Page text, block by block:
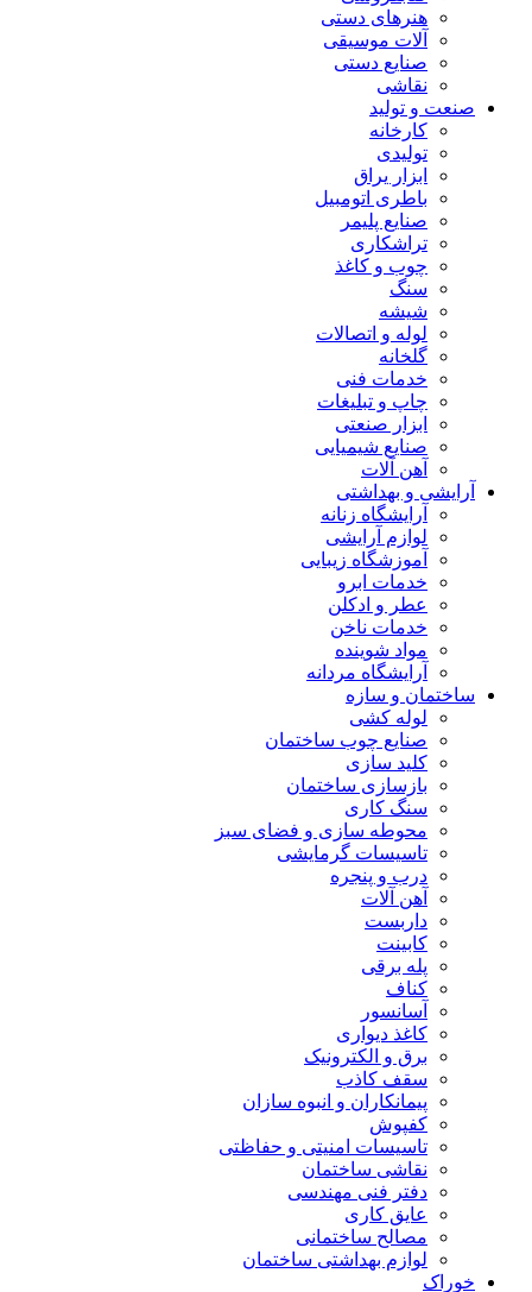
هنرهای دستی
آلات موسیقی
صنایع دستی
نقاشی
صنعت و تولید
کارخانه
تولیدی
ابزار یراق
باطری اتومبیل
صنایع پلیمر
تراشکاری
چوب و کاغذ
سنگ
شیشه
لوله و اتصالات
گلخانه
خدمات فنی
چاپ و تبلیغات
ابزار صنعتی
صنایع شیمیایی
آهن آلات
آرایشی و بهداشتی
آرایشگاه زنانه
لوازم آرایشی
آموزشگاه زیبایی
خدمات ابرو
عطر و ادکلن
خدمات ناخن
مواد شوینده
آرایشگاه مردانه
ساختمان و سازه
لوله کشی
صنایع چوب ساختمان
کلید سازی
بازسازی ساختمان
سنگ کاری
محوطه سازی و فضای سبز
تاسیسات گرمایشی
درب و پنجره
آهن آلات
داربست
کابینت
پله برقی
کناف
آسانسور
کاغذ دیواری
برق و الکترونیک
سقف کاذب
پیمانکاران و انبوه سازان
کفپوش
تاسیسات امنیتی و حفاظتی
نقاشی ساختمان
دفتر فنی مهندسی
عایق کاری
مصالح ساختمانی
لوازم بهداشتی ساختمان
خوراک